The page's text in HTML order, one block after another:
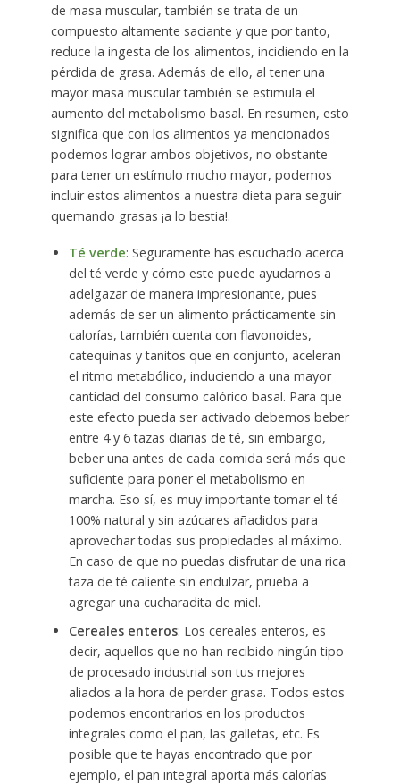
de masa muscular, también se trata de un
compuesto altamente saciante y que por tanto,
reduce la ingesta de los alimentos, incidiendo en la
pérdida de grasa. Además de ello, al tener una
mayor masa muscular también se estimula el
aumento del metabolismo basal. En resumen, esto
significa que con los alimentos ya mencionados
podemos lograr ambos objetivos, no obstante
para tener un estímulo mucho mayor, podemos
incluir estos alimentos a nuestra dieta para seguir
quemando grasas ¡a lo bestia!.
Té verde: Seguramente has escuchado acerca
del té verde y cómo este puede ayudarnos a
adelgazar de manera impresionante, pues
además de ser un alimento prácticamente sin
calorías, también cuenta con flavonoides,
catequinas y tanitos que en conjunto, aceleran
el ritmo metabólico, induciendo a una mayor
cantidad del consumo calórico basal. Para que
este efecto pueda ser activado debemos beber
entre 4 y 6 tazas diarias de té, sin embargo,
beber una antes de cada comida será más que
suficiente para poner el metabolismo en
marcha. Eso sí, es muy importante tomar el té
100% natural y sin azúcares añadidos para
aprovechar todas sus propiedades al máximo.
En caso de que no puedas disfrutar de una rica
taza de té caliente sin endulzar, prueba a
agregar una cucharadita de miel.
Cereales enteros: Los cereales enteros, es
decir, aquellos que no han recibido ningún tipo
de procesado industrial son tus mejores
aliados a la hora de perder grasa. Todos estos
podemos encontrarlos en los productos
integrales como el pan, las galletas, etc. Es
posible que te hayas encontrado que por
ejemplo, el pan integral aporta más calorías